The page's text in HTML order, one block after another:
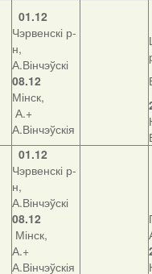
01.12
Чэрвенскі р-
н,
А.Вінчэўскі
08.12
Мінск,
А.+
А.Вінчэўскія
01.12
Чэрвенскі р-
н,
А.Вінчэўскі
08.12
Мінск,
А.+
А.Вінчэўскія